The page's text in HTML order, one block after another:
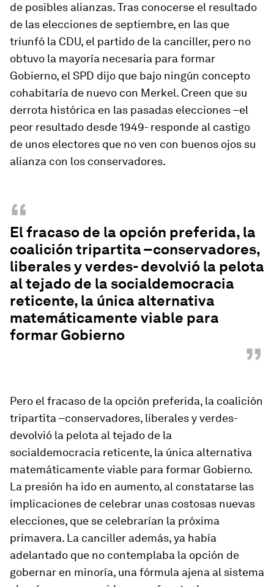
de posibles alianzas. Tras conocerse el resultado
de las elecciones de septiembre, en las que
triunfó la CDU, el partido de la canciller, pero no
obtuvo la mayoría necesaria para formar
Gobierno, el SPD dijo que bajo ningún concepto
cohabitaría de nuevo con Merkel. Creen que su
derrota histórica en las pasadas elecciones –el
peor resultado desde 1949- responde al castigo
de unos electores que no ven con buenos ojos su
alianza con los conservadores.
“
El fracaso de la opción preferida, la
coalición tripartita –conservadores,
liberales y verdes- devolvió la pelota
al tejado de la socialdemocracia
reticente, la única alternativa
matemáticamente viable para
formar Gobierno
”
Pero el fracaso de la opción preferida, la coalición
tripartita –conservadores, liberales y verdes-
devolvió la pelota al tejado de la
socialdemocracia reticente, la única alternativa
matemáticamente viable para formar Gobierno.
La presión ha ido en aumento, al constatarse las
implicaciones de celebrar unas costosas nuevas
elecciones, que se celebrarían la próxima
primavera. La canciller además, ya había
adelantado que no contemplaba la opción de
gobernar en minoría, una fórmula ajena al sistema